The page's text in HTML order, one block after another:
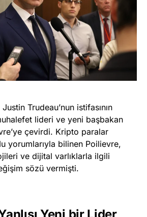
Trudeau’nun istifasının
lideri ve yeni başbakan
çevirdi. Kripto paralar
yorumlarıyla bilinen Poilievre,
ve dijital varlıklarla ilgili
sözü vermişti.